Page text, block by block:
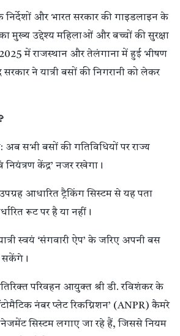
के निर्देशों और भारत सरकार की गाइडलाइन के
मुख्य उद्देश्य महिलाओं और बच्चों की सुरक्षा
2025 में राजस्थान और तेलंगाना में हुई भीषण
ने यात्री बसों की निगरानी को लेकर
अब सभी बसों की गतिविधियों पर राज्य
केंद्र’ नजर रखेगा।
आधारित ट्रैकिंग सिस्टम से यह पता
रूट पर है या नहीं।
स्वयं ‘संगवारी ऐप’ के जरिए अपनी बस
सकेंगे।
परिवहन आयुक्त श्री डी. रविशंकर के
नंबर प्लेट रिकग्निशन’ (ANPR) कैमरे
सिस्टम लगाए जा रहे हैं, जिससे नियम